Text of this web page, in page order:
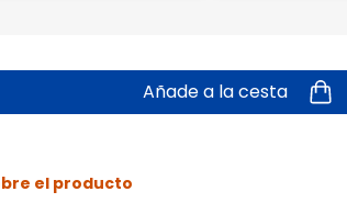
Añade a la cesta
el producto